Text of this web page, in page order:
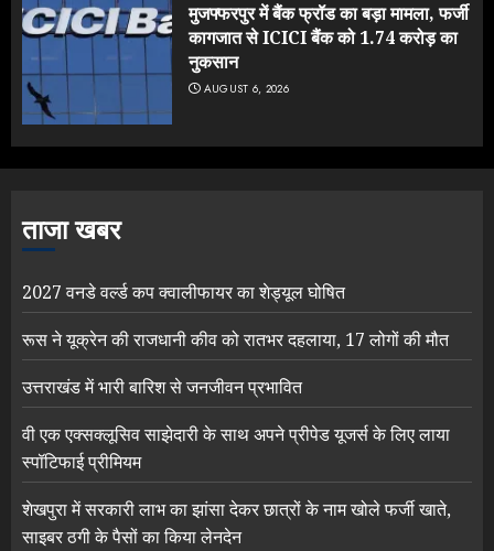
मुजफ्फरपुर में बैंक फ्रॉड का बड़ा मामला, फर्जी
कागजात से ICICI बैंक को 1.74 करोड़ का
नुकसान
AUGUST 6, 2026
ताजा खबर
2027 वनडे वर्ल्ड कप क्वालीफायर का शेड्यूल घोषित
रूस ने यूक्रेन की राजधानी कीव को रातभर दहलाया, 17 लोगों की मौत
उत्तराखंड में भारी बारिश से जनजीवन प्रभावित
वी एक एक्सक्लूसिव साझेदारी के साथ अपने प्रीपेड यूजर्स के लिए लाया
स्पॉटिफाई प्रीमियम
शेखपुरा में सरकारी लाभ का झांसा देकर छात्रों के नाम खोले फर्जी खाते,
साइबर ठगी के पैसों का किया लेनदेन